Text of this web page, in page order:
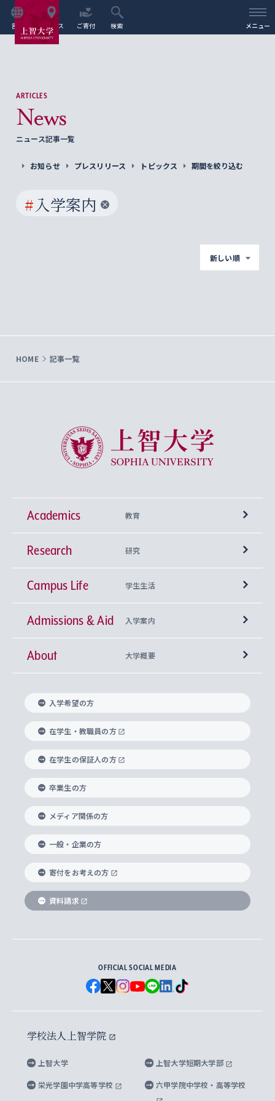
言語 アクセス ご寄付 検索 メニュー
ARTICLES
News
ニュース記事一覧
お知らせ プレスリリース トピックス 期間を絞り込む
#入学案内
新しい順
HOME 記事一覧
上智大学 Sophia University
Academics 教育
学部
神学部
文学部
総合人間科学部
経済学部
外国語学部
総合グローバル学部
国際教養学部
理工学部
Futures） – 持続可能な未来を考える６学科連携
興味から学科を探す
上智大学の全学共通教育
基盤教育センター
キリスト教人間学
身体知
思考と表現
データサイエンス
上智大学の語学教育
言語教育研究センター
上智大学のグローバル教育
グローバル教育センター
上智大学で学ぶ
海外で学ぶ
学びのサポート
大学院
神学研究科
実践宗教学研究科
総合人間科学研究科
経済学研究科
グローバル・スタディーズ研究科
助産学専攻科
生涯学習
Research 研究
研究所 等
キリスト教文化研究所
中世思想研究所
国際言語情報研究所
グローバル・コンサーン研究所
比較文化研究所
ヨーロッパ研究所
アジア文化研究所
アメリカ・カナダ研究所
メディア・ジャーナリズム研究所
水稀少社会研究センター
先進機械・構造材料イノベーションセンター
Sophia Open Research Weeks (SORW)
産官学連携
知的財産
研究支援制度
重点領域研究・自由課題研究
研究活動に関する法令・研究費の使用について
Campus Life 学生生活
学期区分と授業時間割
課外活動
課外教育プログラム
ボランティア活動
グローバルな学びのコミュニティ
学生の相談窓口
心身の健康相談
ハラスメント防止の取り組み
障がいのある学生への支援
キャリア形成サポート
キャリア形成支援プログラム
就職（内定先）・進路統計
企業の採用ご担当者様へのご案内
住まいのサポート
Admissions & Aid 入学案内
上智大学で取得できる学位
入れの方針）
科目等履修生
研究生・外国人特別研究生・国費留学生
交換留学生(海外大学から上智大学で学ぶ)
ノンディグリー生
Sophia Short-term Program受講生
学費・奨学金
学部入学前に出願する奨学金
国による高等教育の修学支援新制度
大学院生対象の奨学金
海外留学する際の費用と奨学金
About 大学概要
理事長・学長メッセージ
学長・副学長紹介
上智大学の精神
上智大学の理念
上智大学の沿革
ソフィア・アーカイブズ
上智大学とカトリック
グローバルエンゲージメント
上智大学を訪れた世界の知性
国連Weeks・アフリカWeeks
ダイバーシティ＆サステナビリティへの取り組み
上智大学公式ソーシャルメディア
学校法人上智学院について
数字で見る上智大学
上智大学のネットワーク
父母・保証人とのネットワーク
学外とのネットワーク
上智大学の出版物
上智大学大学案内・大学院案内
英文広報誌 SOPHIA magazine
上智大学のビジュアル・アイデンティティ
上智大学ビジュアル・アイデンティティ
上智大学校歌 ・上智大学学生歌
上智大学への取材・キャンパスでの撮影について
上智大学の公開情報
上智大学の教育研究活動等の情報公表
キャンパス案内
入学希望の方
在学生・教職員の方
在学生の保証人の方
卒業生の方
メディア関係の方
一般・企業の方
寄付をお考えの方
資料請求
OFFICIAL SOCIAL MEDIA
学校法人上智学院
上智大学 上智大学短期大学部
栄光学園中学高等学校 六甲学院中学校・高等学校